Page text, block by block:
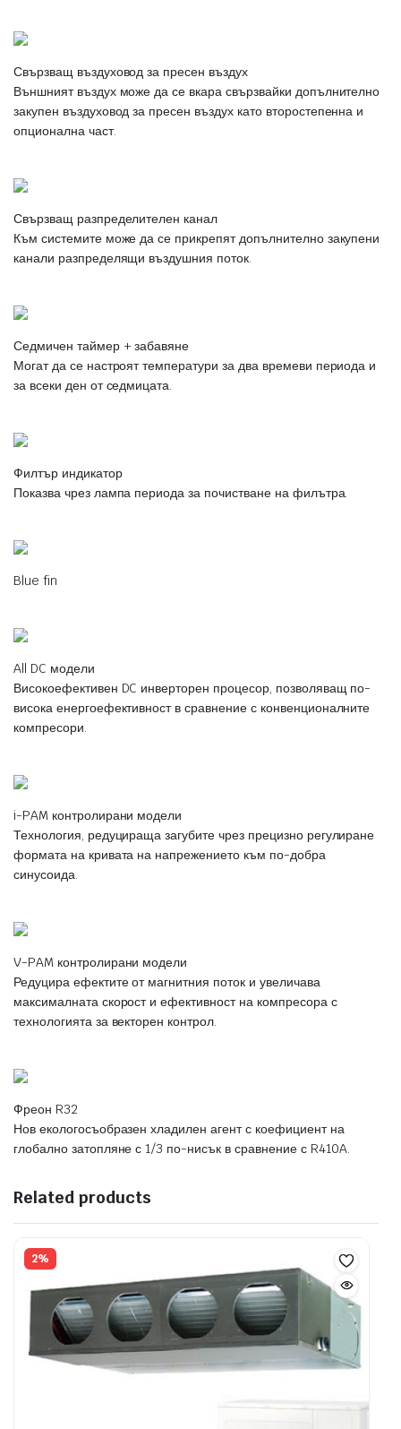
Свързващ въздуховод за пресен въздух
Външният въздух може да се вкара свързвайки допълнително
закупен въздуховод за пресен въздух като второстепенна и
опционална част.
Свързващ разпределителен канал
Към системите може да се прикрепят допълнително закупени
канали разпределящи въздушния поток.
Седмичен таймер + забавяне
Могат да се настроят температури за два времеви периода и
за всеки ден от седмицата.
Филтър индикатор
Показва чрез лампа периода за почистване на филътра.
Blue fin
All DC модели
Високоефективен DC инверторен процесор, позволяващ по-
висока енергоефективност в сравнение с конвенционалните
компресори.
i-PAM контролирани модели
Технология, редуцираща загубите чрез прецизно регулиране
формата на кривата на напрежението към по-добра
синусоида.
V-PAM контролирани модели
Редуцира ефектите от магнитния поток и увеличава
максималната скорост и ефективност на компресора с
технологията за векторен контрол.
Фреон R32
Нов екологосъобразен хладилен агент с коефициент на
глобално затопляне с 1/3 по-нисък в сравнение с R410A.
Related products
2%